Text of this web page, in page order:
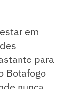
em
para
Botafogo